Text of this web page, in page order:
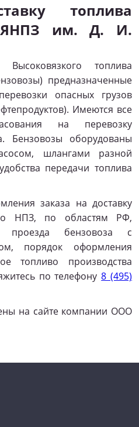
топлива
ЯНПЗ им. Д. И.
топлива
предназначенные
опасных грузов
Имеются все
на перевозку
Бензовозы оборудованы
шлангами разной
передачи топлива
заказа на доставку
НПЗ, по областям РФ,
проезда бензовоза с
порядок оформления
топливо производства
по телефону8 (495)
на сайте компании ООО